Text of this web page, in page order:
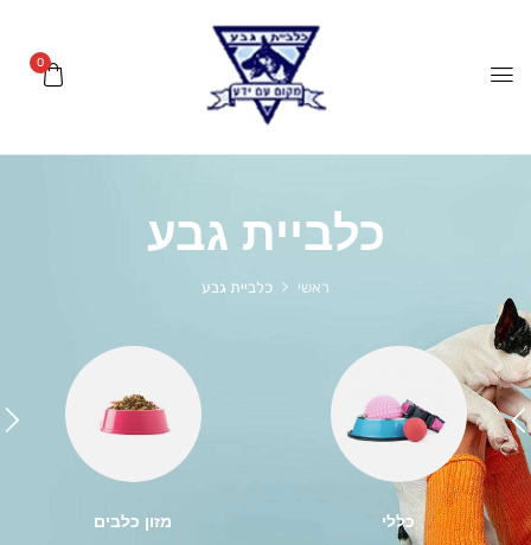
כלביית גבע
כלביית גבע
כללי מזון כלבים